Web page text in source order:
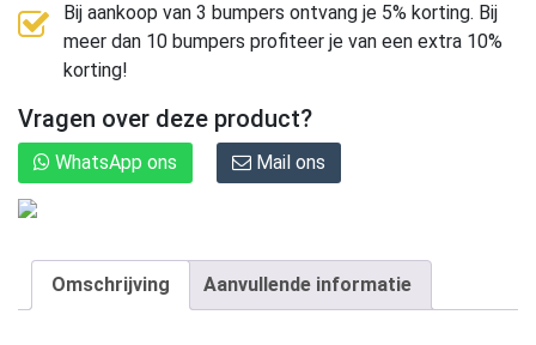
Bij aankoop van 3 bumpers ontvang je 5% korting. Bij
meer dan 10 bumpers profiteer je van een extra 10%
korting!
Vragen over deze product?
WhatsApp ons Mail ons
Omschrijving Aanvullende informatie